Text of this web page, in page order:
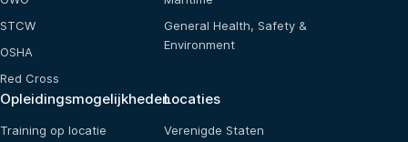
STCW
OSHA
Red Cross
General Health, Safety &
Environment
Opleidingsmogelijkheden
Training op locatie
Locaties
Verenigde Staten